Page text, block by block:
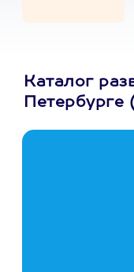
Каталог
Петербурге